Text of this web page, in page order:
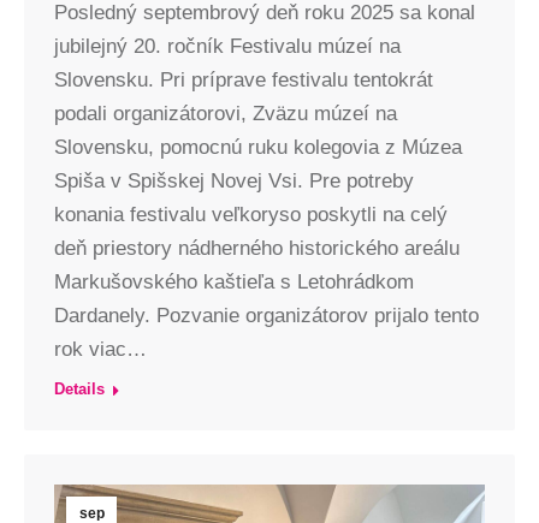
Posledný septembrový deň roku 2025 sa konal
jubilejný 20. ročník Festivalu múzeí na
Slovensku. Pri príprave festivalu tentokrát
podali organizátorovi, Zväzu múzeí na
Slovensku, pomocnú ruku kolegovia z Múzea
Spiša v Spišskej Novej Vsi. Pre potreby
konania festivalu veľkoryso poskytli na celý
deň priestory nádherného historického areálu
Markušovského kaštieľa s Letohrádkom
Dardanely. Pozvanie organizátorov prijalo tento
rok viac…
Details
sep